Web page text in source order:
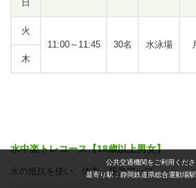
公共交通機関をご利用くだ
最寄り駅：静岡鉄道県総合運動場
日
火
11:00～11:45
30名 水泳場
木
水中楽トレコース【18歳以上男女】
水の抵抗を使い、体力・筋力アップ